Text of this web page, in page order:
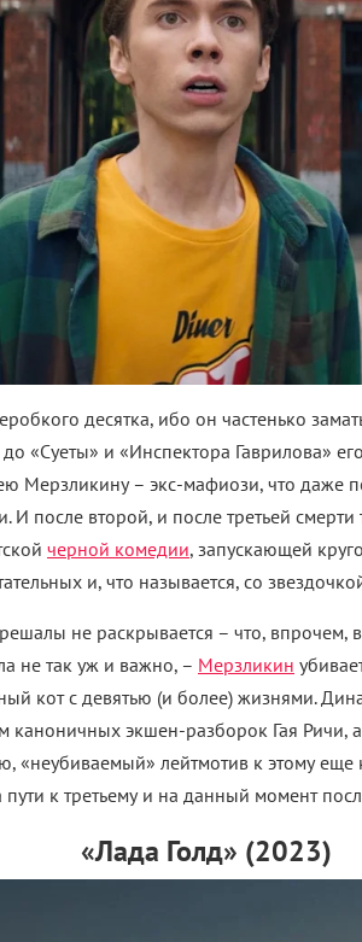
десятка, ибо он частенько
«Суеты» и «Инспектора Гаврилова»
Мерзликину – экс-мафиози, что даже
после второй, и после третьей
черной комедии, запускающей
и, что называется, со
не раскрывается – что, впрочем,
не так уж и важно, – Мерзликин
кот с девятью (и более) жизнями.
каноничных экшен-разборок Гая
«неубиваемый» лейтмотив к этому еще
к третьему и на данный момент
«Лада Голд» (2023)